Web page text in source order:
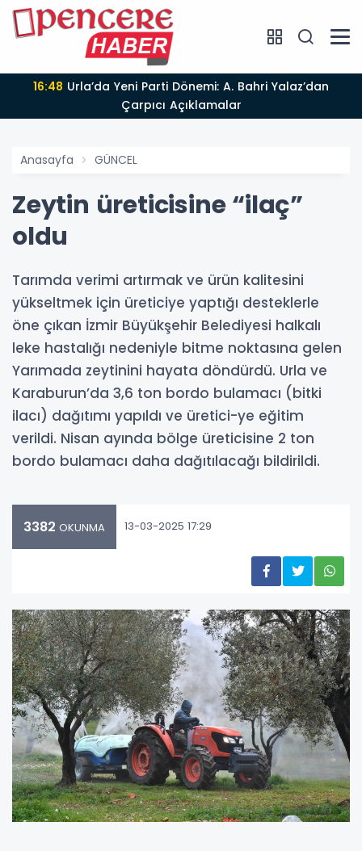
16:48
Çarpıcı Açıklamalar
Anasayfa GÜNCEL
Zeytin üreticisine “ilaç”
oldu
Tarımda verimi artırmak ve ürün kalitesini
yükseltmek için üreticiye yaptığı desteklerle
öne çıkan İzmir Büyükşehir Belediyesi halkalı
leke hastalığı nedeniyle bitme noktasına gelen
Yarımada zeytinini hayata döndürdü. Urla ve
Karaburun’da 3,6 ton bordo bulamacı (bitki
ilacı) dağıtımı yapıldı ve üretici-ye eğitim
verildi. Nisan ayında bölge üreticisine 2 ton
bordo bulamacı daha dağıtılacağı bildirildi.
3382 OKUNMA 13-03-2025 17:29